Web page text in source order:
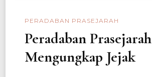
PERADABAN PRASEJARAH
Peradaban Prasejarah
Mengungkap Jejak